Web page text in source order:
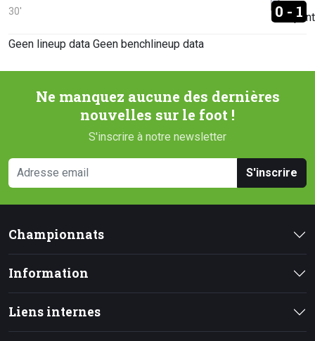
30' 0 - 1
Geen lineup data Geen benchlineup data
Ne manquez aucune des dernières
nouvelles sur le foot !
S'inscrire à notre newsletter
S'inscrire
Championnats
Information
Liens internes